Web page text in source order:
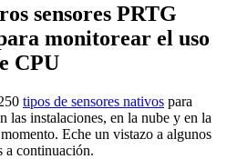
sensores PRTG
monitorear el uso
CPU
tipos de sensores nativos para
las instalaciones, en la nube y en la
Eche un vistazo a algunos
a continuación.